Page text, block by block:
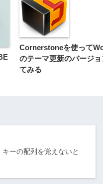
Cornerstoneを使って
のテーマ更新のバージ
てみる
ーの配列を覚えないと